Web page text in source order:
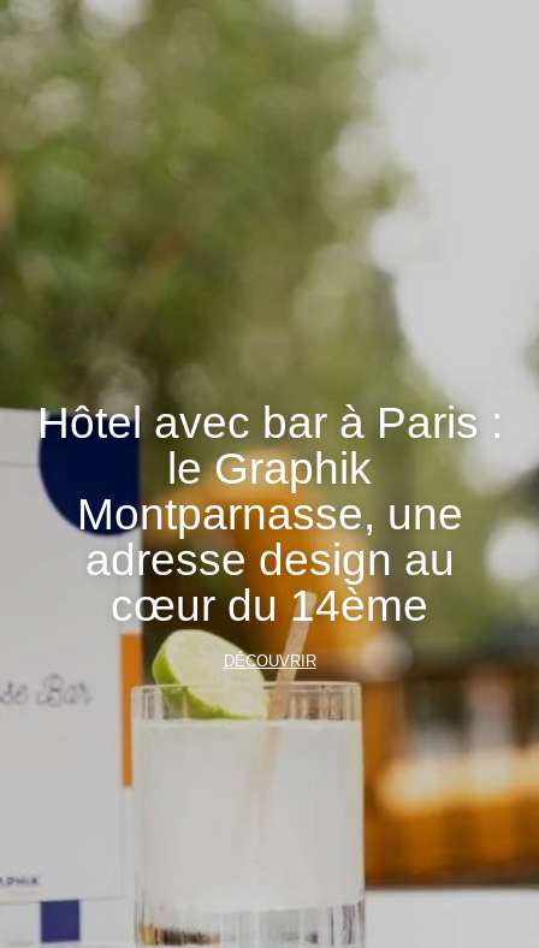
Hôtel avec bar à Paris :
le Graphik
Montparnasse, une
adresse design au
cœur du 14ème
DÉCOUVRIR